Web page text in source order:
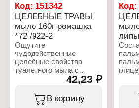
Код: 151342
ЦЕЛЕБНЫЕ ТРАВЫ
мыло 160г ромашка
*72 /922-2
Ощутите
чудодейственные
целебные свойства
туалетного мыла с
экстрактом ромашки,
которая оказывает на
кожу омолаживающее,
успокаивающее и
42,23 ₽
В корзину
Код: